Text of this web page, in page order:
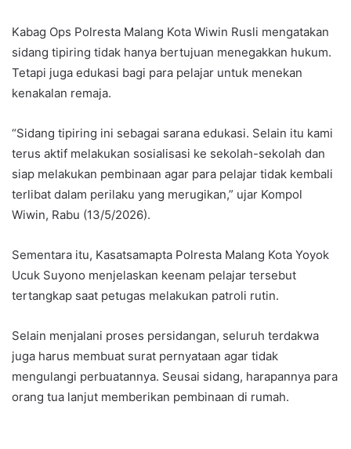
Kabag Ops Polresta Malang Kota Wiwin Rusli mengatakan
sidang tipiring tidak hanya bertujuan menegakkan hukum.
Tetapi juga edukasi bagi para pelajar untuk menekan
kenakalan remaja.
“Sidang tipiring ini sebagai sarana edukasi. Selain itu kami
terus aktif melakukan sosialisasi ke sekolah-sekolah dan
siap melakukan pembinaan agar para pelajar tidak kembali
terlibat dalam perilaku yang merugikan,” ujar Kompol
Wiwin, Rabu (13/5/2026).
Sementara itu, Kasatsamapta Polresta Malang Kota Yoyok
Ucuk Suyono menjelaskan keenam pelajar tersebut
tertangkap saat petugas melakukan patroli rutin.
Selain menjalani proses persidangan, seluruh terdakwa
juga harus membuat surat pernyataan agar tidak
mengulangi perbuatannya. Seusai sidang, harapannya para
orang tua lanjut memberikan pembinaan di rumah.